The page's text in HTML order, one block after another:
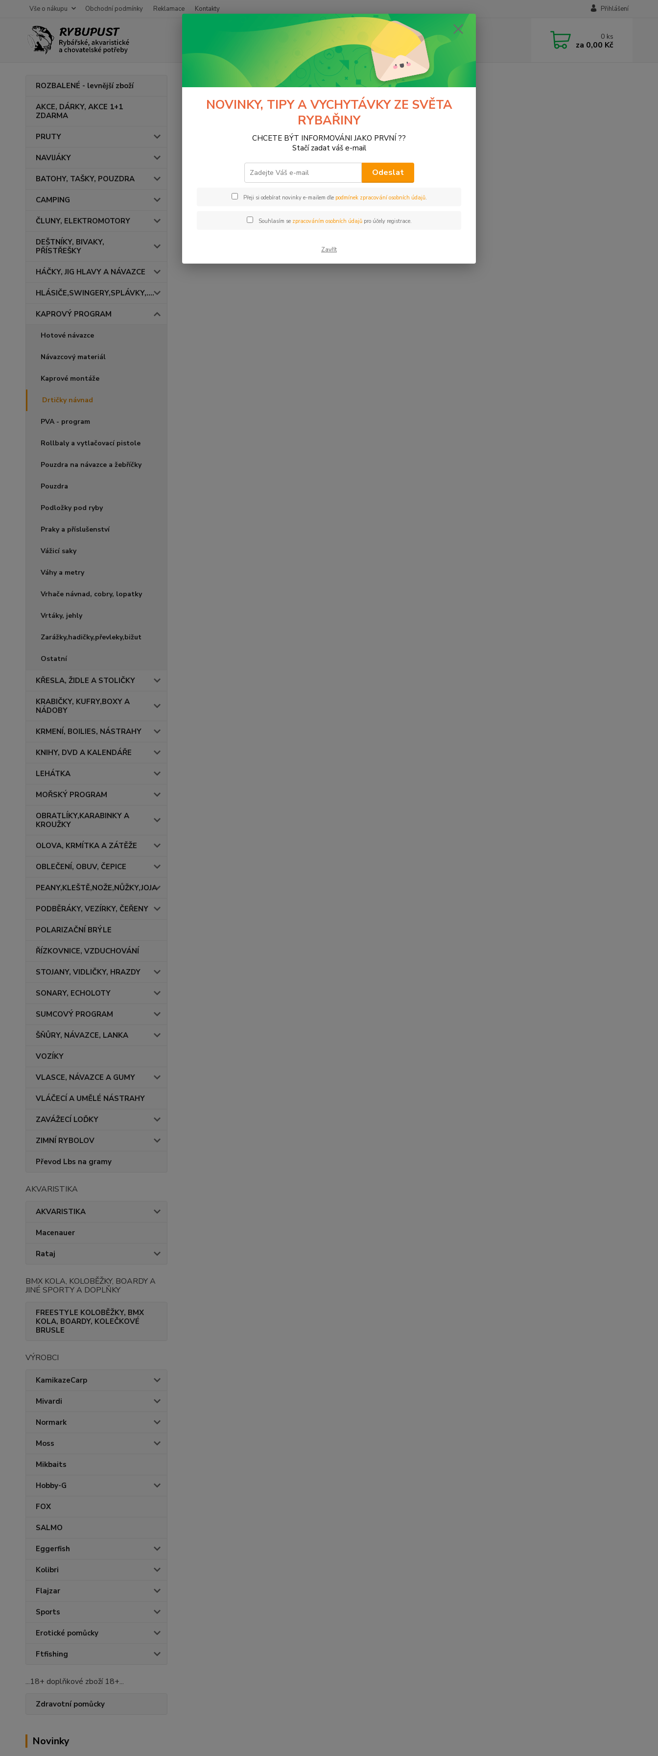
Vše o nákupu Obchodní podmínky Reklamace Kontakty Přihlášení
0 ks
za 0,00 Kč
ROZBALENÉ - levnější zboží
AKCE, DÁRKY, AKCE 1+1
ZDARMA
PRUTY
NAVIJÁKY
BATOHY, TAŠKY, POUZDRA
CAMPING
ČLUNY, ELEKTROMOTORY
DEŠTNÍKY, BIVAKY,
PŘÍSTŘEŠKY
HÁČKY, JIG HLAVY A NÁVAZCE
HLÁSIČE,SWINGERY,SPLÁVKY,....
KAPROVÝ PROGRAM
Hotové návazce
Návazcový materiál
Kaprové montáže
Drtičky návnad
PVA - program
Rollbaly a vytlačovací pistole
Pouzdra na návazce a žebříčky
Pouzdra
Podložky pod ryby
Praky a příslušenství
Vážicí saky
Váhy a metry
Vrhače návnad, cobry, lopatky
Vrtáky, jehly
Zarážky,hadičky,převleky,bižut
Ostatní
KŘESLA, ŽIDLE A STOLIČKY
KRABIČKY, KUFRY,BOXY A
NÁDOBY
KRMENÍ, BOILIES, NÁSTRAHY
KNIHY, DVD A KALENDÁŘE
LEHÁTKA
MOŘSKÝ PROGRAM
OBRATLÍKY,KARABINKY A
KROUŽKY
OLOVA, KRMÍTKA A ZÁTĚŽE
OBLEČENÍ, OBUV, ČEPICE
PEANY,KLEŠTĚ,NOŽE,NŮŽKY,JOJA
PODBĚRÁKY, VEZÍRKY, ČEŘENY
POLARIZAČNÍ BRÝLE
ŘÍZKOVNICE, VZDUCHOVÁNÍ
STOJANY, VIDLIČKY, HRAZDY
SONARY, ECHOLOTY
SUMCOVÝ PROGRAM
ŠŇŮRY, NÁVAZCE, LANKA
VOZÍKY
VLASCE, NÁVAZCE A GUMY
VLÁČECÍ A UMĚLÉ NÁSTRAHY
ZAVÁŽECÍ LOĎKY
ZIMNÍ RYBOLOV
Převod Lbs na gramy
AKVARISTIKA
AKVARISTIKA
Macenauer
Rataj
BMX KOLA, KOLOBĚŽKY, BOARDY A
JINÉ SPORTY A DOPLŇKY
FREESTYLE KOLOBĚŽKY, BMX
KOLA, BOARDY, KOLEČKOVÉ
BRUSLE
VÝROBCI
KamikazeCarp
Mivardi
Normark
Moss
Mikbaits
Hobby-G
FOX
SALMO
Eggerfish
Kolibri
Flajzar
Sports
Erotické pomůcky
Ftfishing
...18+ doplňkové zboží 18+...
Zdravotní pomůcky
Novinky
KAPROVÝ PROGRAM Drtičky návnad
Drtičky návnad
NOVINKY, TIPY A VYCHYTÁVKY ZE SVĚTA
RYBAŘINY
CHCETE BÝT INFORMOVÁNI JAKO PRVNÍ ??
Stačí zadat váš e-mail
Odeslat
Přeji si odebírat novinky e-mailem dle podmínek zpracování osobních údajů.
Souhlasím se zpracováním osobních údajůpro účely registrace.
Zavřít